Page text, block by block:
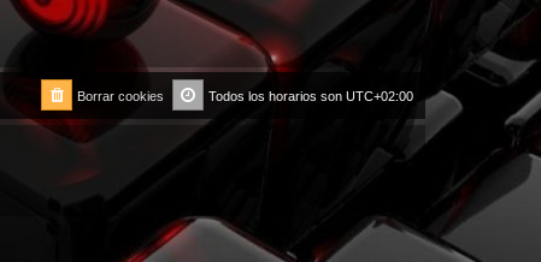
Todos los horarios son UTC+02:00
Borrar cookies